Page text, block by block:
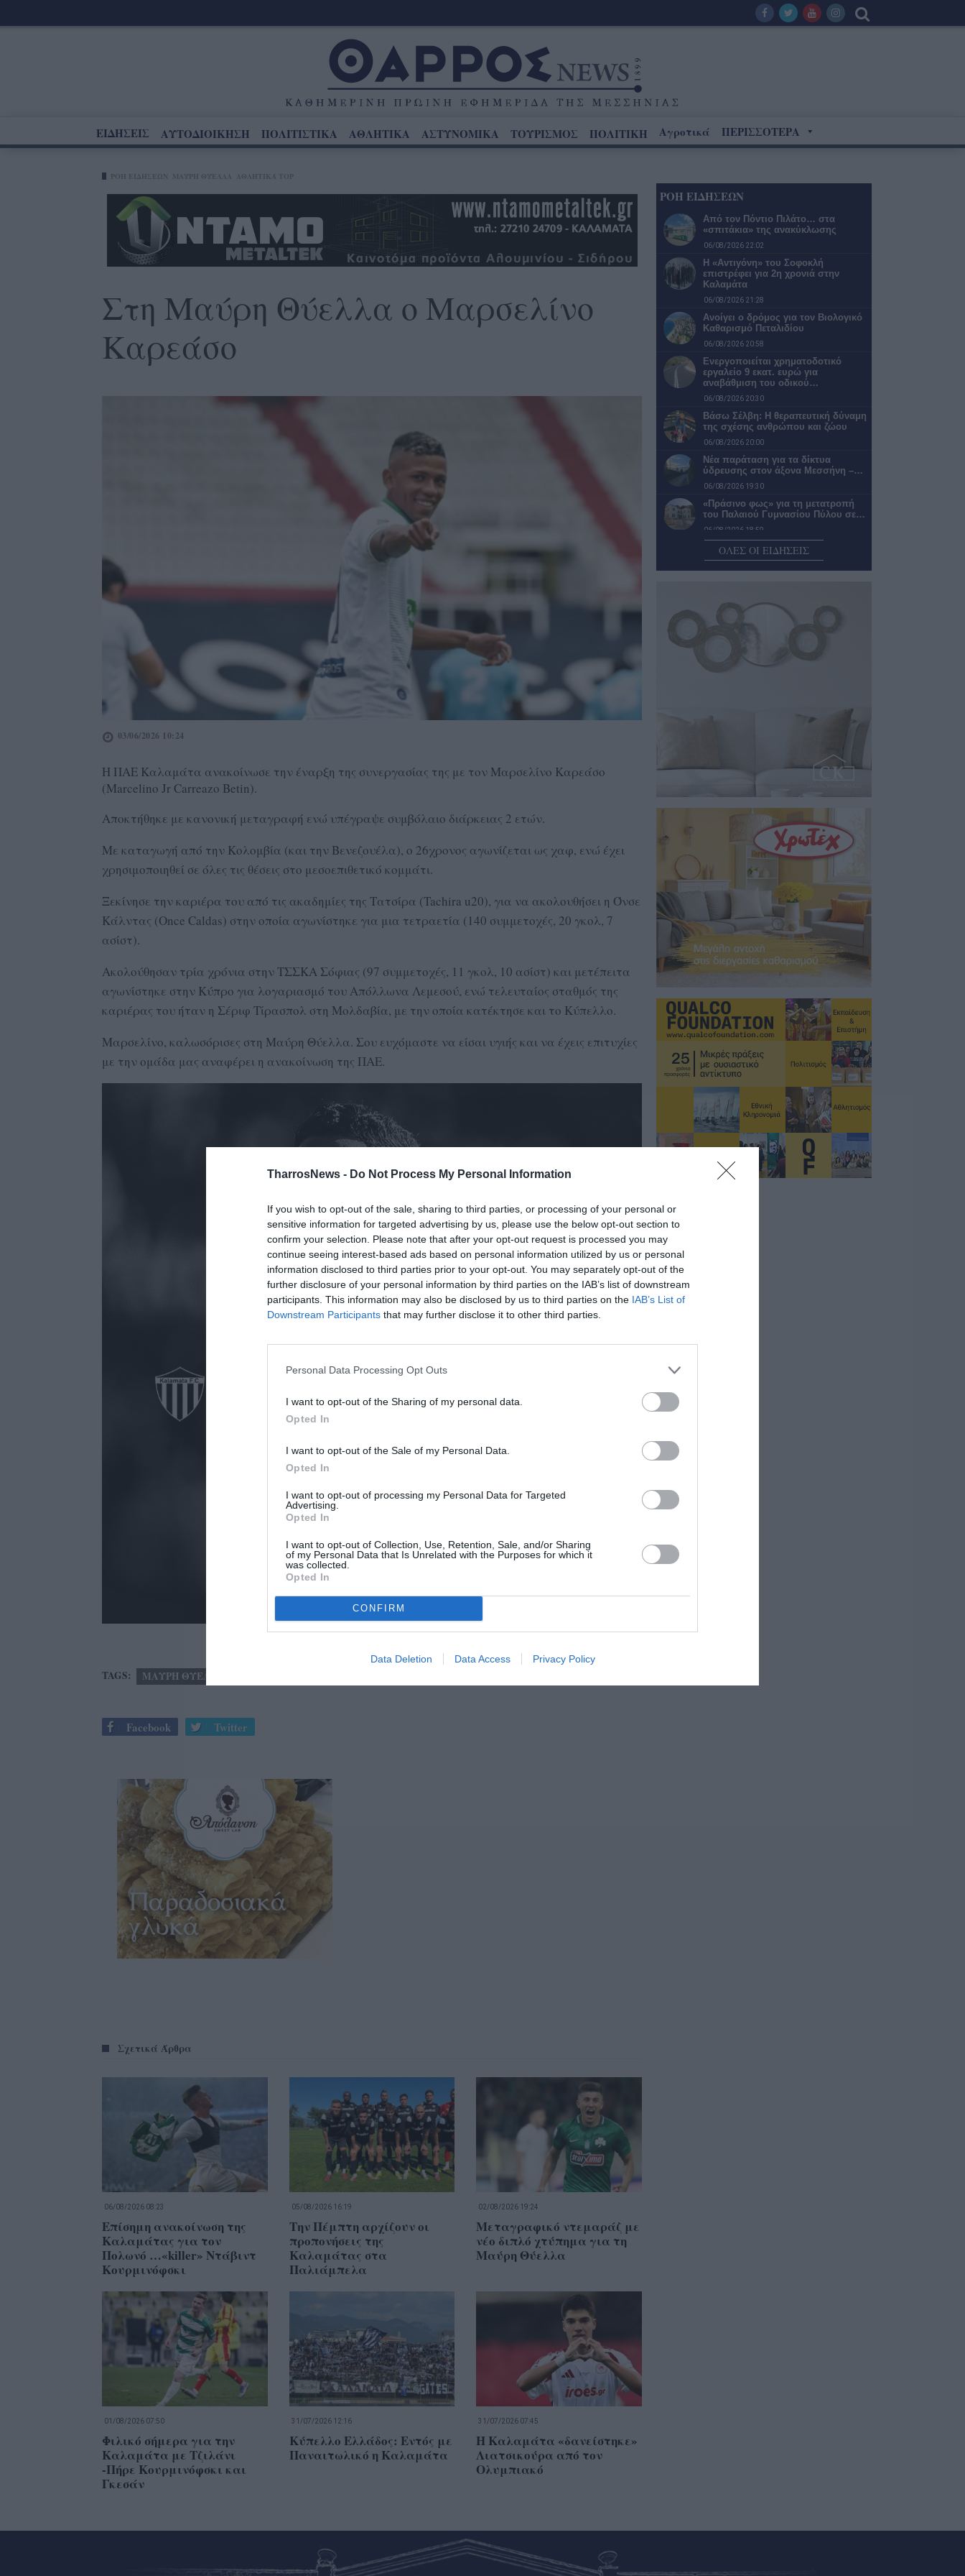
TharrosNews - Do Not Process My Personal Information
If you wish to opt-out of the sale, sharing to third parties, or processing of your personal or
sensitive information for targeted advertising by us, please use the below opt-out section to
confirm your selection. Please note that after your opt-out request is processed you may
continue seeing interest-based ads based on personal information utilized by us or personal
information disclosed to third parties prior to your opt-out. You may separately opt-out of the
further disclosure of your personal information by third parties on the IAB’s list of downstream
participants. This information may also be disclosed by us to third parties on the IAB’s List of
Downstream Participants that may further disclose it to other third parties.
Personal Data Processing Opt Outs
I want to opt-out of the Sharing of my personal data.
Opted In
I want to opt-out of the Sale of my Personal Data.
Opted In
I want to opt-out of processing my Personal Data for Targeted
Advertising.
Opted In
I want to opt-out of Collection, Use, Retention, Sale, and/or Sharing
of my Personal Data that Is Unrelated with the Purposes for which it
was collected.
Opted In
CONFIRM
Data Deletion Data Access Privacy Policy
ΕΙΔΗΣΕΙΣ ΑΥΤΟΔΙΟΙΚΗΣΗ ΠΟΛΙΤΙΣΤΙΚΑ ΑΘΛΗΤΙΚΑ ΑΣΤΥΝΟΜΙΚΑ ΤΟΥΡΙΣΜΟΣ ΠΟΛΙΤΙΚΗ Αγροτικά ΠΕΡΙΣΣΟΤΕΡΑ
Στη Μαύρη Θύελλα ο Μαρσελίνο
Καρεάσο
03/06/2026 10:24
Η ΠΑΕ Καλαμάτα ανακοίνωσε την έναρξη της συνεργασίας της με τον Μαρσελίνο Καρεάσο
(Marcelino Jr Carreazo Betin).
Αποκτήθηκε με κανονική μεταγραφή ενώ υπέγραψε συμβόλαιο διάρκειας 2 ετών.
Με καταγωγή από την Κολομβία (και την Βενεζουέλα), ο 26χρονος αγωνίζεται ως χαφ, ενώ έχει
χρησιμοποιηθεί σε όλες τις θέσεις στο μεσοεπιθετικό κομμάτι.
Ξεκίνησε την καριέρα του από τις ακαδημίες της Τατσίρα (Tachira u20), για να ακολουθήσει η Όνσε
Κάλντας (Once Caldas) στην οποία αγωνίστηκε για μια τετραετία (140 συμμετοχές, 20 γκολ, 7
ασίστ).
Ακολούθησαν τρία χρόνια στην ΤΣΣΚΑ Σόφιας (97 συμμετοχές, 11 γκολ, 10 ασίστ) και μετέπειτα
αγωνίστηκε στην Κύπρο για λογαριασμό του Απόλλωνα Λεμεσού, ενώ τελευταίος σταθμός της
καριέρας του ήταν η Σέριφ Τίρασπολ στη Μολδαβία, με την οποία κατέκτησε και το Κύπελλο.
Μαρσελίνο, καλωσόρισες στη Μαύρη Θύελλα. Σου ευχόμαστε να είσαι υγιής και να έχεις επιτυχίες
με την ομάδα μας αναφέρει η ανακοίνωση της ΠΑΕ.
TAGS: ΜΑΥΡΗ ΘΥΕΛΛΑ
Facebook Twitter
Σχετικά Άρθρα
06/08/2026 08:23
Επίσημη ανακοίνωση της
Καλαμάτας για τον
Πολωνό …«killer» Ντάβιντ
Κουρμινόφσκι
05/08/2026 16:19
Την Πέμπτη αρχίζουν οι
προπονήσεις της
Καλαμάτας στα
Παλιάμπελα
02/08/2026 19:24
Μεταγραφικό ντεμαράζ με
νέο διπλό χτύπημα για τη
Μαύρη Θύελλα
01/08/2026 07:50
Φιλικό σήμερα για την
Καλαμάτα με Τζιλάνι
-Πήρε Κουρμινόφσκι και
Γκεσάν
31/07/2026 12:16
Κύπελλο Ελλάδος: Εντός με
Παναιτωλικό η Καλαμάτα
31/07/2026 07:45
Η Καλαμάτα «δανείστηκε»
Λιατσικούρα από τον
Ολυμπιακό
ΡΟΗ ΕΙΔΗΣΕΩΝ
Από τον Πόντιο Πιλάτο… στα
«σπιτάκια» της ανακύκλωσης
06/08/2026 22:02
Η «Αντιγόνη» του Σοφοκλή
επιστρέφει για 2η χρονιά στην
Καλαμάτα
06/08/2026 21:28
Ανοίγει ο δρόμος για τον Βιολογικό
Καθαρισμό Πεταλιδίου
06/08/2026 20:58
Ενεργοποιείται χρηματοδοτικό
εργαλείο 9 εκατ. ευρώ για
αναβάθμιση του οδικού…
06/08/2026 20:30
Βάσω Σέλβη: Η θεραπευτική δύναμη
της σχέσης ανθρώπου και ζώου
06/08/2026 20:00
Νέα παράταση για τα δίκτυα
ύδρευσης στον άξονα Μεσσήνη –…
06/08/2026 19:30
«Πράσινο φως» για τη μετατροπή
του Παλαιού Γυμνασίου Πύλου σε…
06/08/2026 18:59
Δικηγόρο και λογιστή προσέλαβε ο
Διοκλής
ταξίδι στο «Χιλιόμετρο» της
Καλαμάτας
06/08/2026 18:00
ΟΛΕΣ ΟΙ ΕΙΔΗΣΕΙΣ